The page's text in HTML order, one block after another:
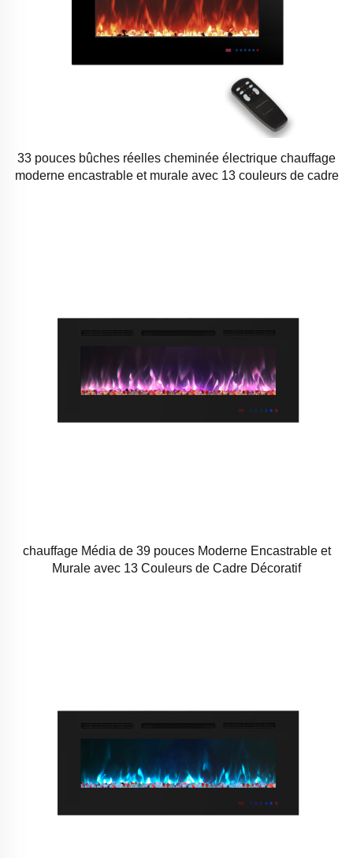
33 pouces bûches réelles cheminée électrique chauffage
moderne encastrable et murale avec 13 couleurs de cadre
chauffage Média de 39 pouces Moderne Encastrable et
Murale avec 13 Couleurs de Cadre Décoratif